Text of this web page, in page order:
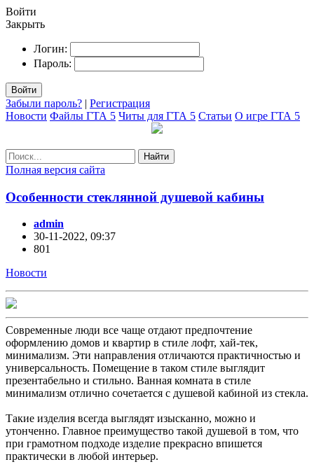
Войти
Закрыть
Логин:
Пароль:
Войти
Забыли пароль? | Регистрация
Новости Файлы ГТА 5 Читы для ГТА 5 Статьи О игре ГТА 5
Найти
Полная версия сайта
Особенности стеклянной душевой кабины
admin
30-11-2022, 09:37
801
Новости
Современные люди все чаще отдают предпочтение
оформлению домов и квартир в стиле лофт, хай-тек,
минимализм. Эти направления отличаются практичностью и
универсальность. Помещение в таком стиле выглядит
презентабельно и стильно. Ванная комната в стиле
минимализм отлично сочетается с душевой кабиной из стекла.
Такие изделия всегда выглядят изысканно, можно и
утонченно. Главное преимущество такой душевой в том, что
при грамотном подходе изделие прекрасно впишется
практически в любой интерьер.